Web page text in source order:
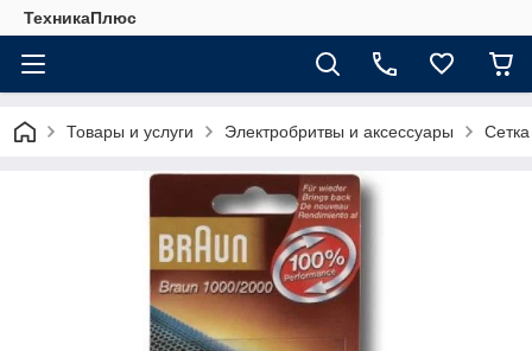
ТехникаПлюс
Товары и услуги Электробритвы и аксессуары